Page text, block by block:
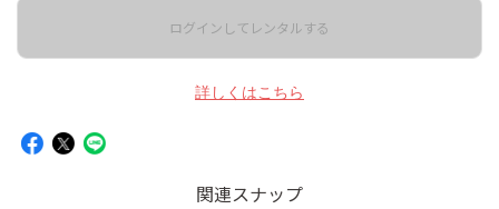
ログインしてレンタルする
詳しくはこちら
関連スナップ